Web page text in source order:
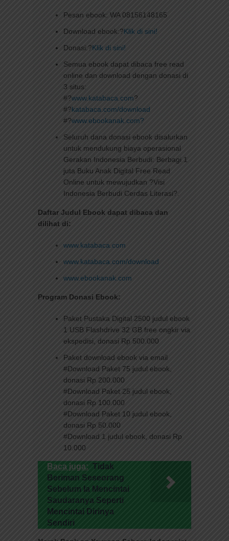
Pesan ebook: WA 08156148165
Download ebook:?Klik di sini!
Donasi:?Klik di sini!
Semua ebook dapat dibaca free read
online dan download dengan donasi di
3 situs:
#?www.katabaca.com?
#?katabaca.com/download
#?www.ebookanak.com?
Seluruh dana donasi ebook disalurkan
untuk mendukung biaya operasional
Gerakan Indonesia Berbudi: Berbagi 1
juta Buku Anak Digital Free Read
Online untuk mewujudkan ?Visi
Indonesia Berbudi Cerdas Literasi?.
Daftar Judul Ebook dapat dibaca dan
dilihat di:
www.katabaca.com
www.katabaca.com/download
www.ebookanak.com
Program Donasi Ebook:
Paket Pustaka Digital 2500 judul ebook
1 USB Flashdrive 32 GB free ongkir via
ekspedisi, donasi Rp 500.000
Paket download ebook via email
#Download Paket 75 judul ebook,
donasi Rp 200.000
#Download Paket 25 judul ebook,
donasi Rp 100.000
#Download Paket 10 judul ebook,
donasi Rp 50.000
#Download 1 judul ebook, donasi Rp
10.000
Baca juga: Tidak
Beriman Seseorang
Sebelum Ia Mencintai
Saudaranya Seperti
Mencintai Dirinya
Sendiri